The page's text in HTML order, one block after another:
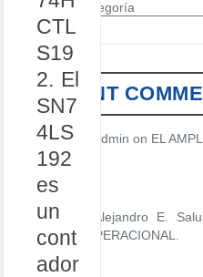
CTL
S19
2. El
SN7
4LS
192
es
un
cont
ador
C
RECENT
admin on EL
Alejandro E.
OPERACIONAL.